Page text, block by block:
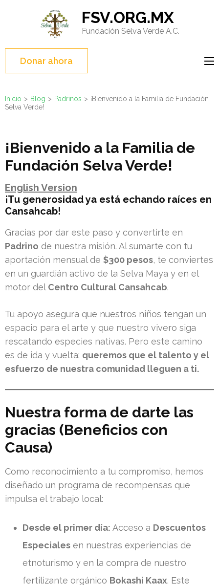
(presione
Entrar)
FSV.ORG.MX
Fundación Selva Verde A.C.
Donar ahora
Inicio > Blog > Padrinos > ¡Bienvenido a la Familia de Fundación
Selva Verde!
¡Bienvenido a la Familia de
Fundación Selva Verde!
English Version
¡Tu generosidad ya está echando raíces en
Cansahcab!
Gracias por dar este paso y convertirte en
Padrino de nuestra misión. Al sumarte con tu
aportación mensual de $300 pesos, te conviertes
en un guardián activo de la Selva Maya y en el
motor del Centro Cultural Cansahcab.
Tu apoyo asegura que nuestros niños tengan un
espacio para el arte y que nuestro vivero siga
rescatando especies nativas. Pero este camino
es de ida y vuelta: queremos que el talento y el
esfuerzo de nuestra comunidad lleguen a ti.
Nuestra forma de darte las
gracias (Beneficios con
Causa)
Como reconocimiento a tu compromiso, hemos
diseñado un programa de recompensas que
impulsa el trabajo local:
Desde el primer día: Acceso a Descuentos
Especiales en nuestras experiencias de
etnoturismo y en la compra de nuestro
fertilizante orgánico Bokashi Kaax. Este